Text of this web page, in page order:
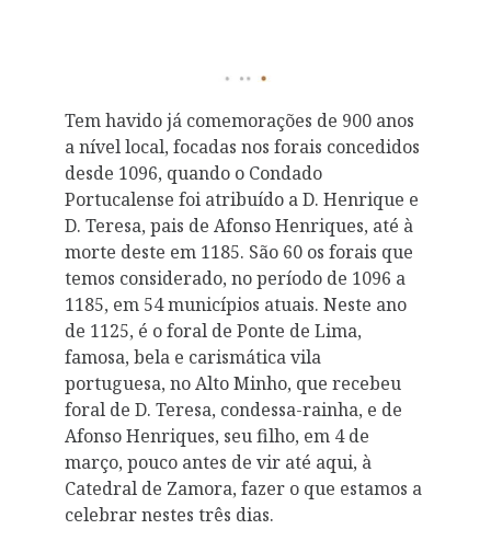
Tem havido já comemorações de 900 anos
a nível local, focadas nos forais concedidos
desde 1096, quando o Condado
Portucalense foi atribuído a D. Henrique e
D. Teresa, pais de Afonso Henriques, até à
morte deste em 1185. São 60 os forais que
temos considerado, no período de 1096 a
1185, em 54 municípios atuais. Neste ano
de 1125, é o foral de Ponte de Lima,
famosa, bela e carismática vila
portuguesa, no Alto Minho, que recebeu
foral de D. Teresa, condessa-rainha, e de
Afonso Henriques, seu filho, em 4 de
março, pouco antes de vir até aqui, à
Catedral de Zamora, fazer o que estamos a
celebrar nestes três dias.